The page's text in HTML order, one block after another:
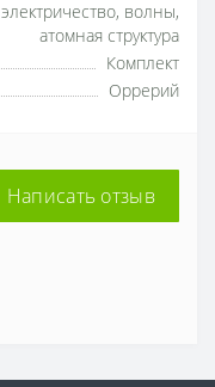
электричество, волны,
атомная структура
Комплект
Оррерий
Написать отзыв